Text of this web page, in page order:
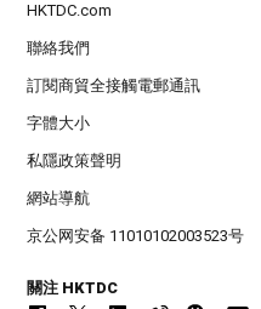
HKTDC.com
聯絡我們
訂閱商貿全接觸電郵通訊
字體大小
私隱政策聲明
網站導航
京公网安备 11010102003523号
關注 HKTDC